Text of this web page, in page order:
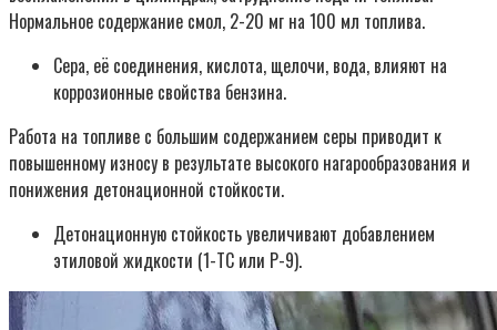
Нормальное содержание смол, 2-20 мг на 100 мл топлива.
Сера, её соединения, кислота, щелочи, вода, влияют на
коррозионные свойства бензина.
Работа на топливе с большим содержанием серы приводит к
повышенному износу в результате высокого нагарообразования и
понижения детонационной стойкости.
Детонационную стойкость увеличивают добавлением
этиловой жидкости (1-ТС или Р-9).